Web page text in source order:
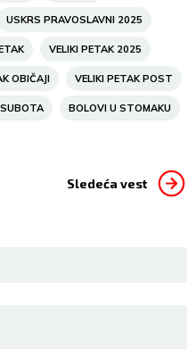
USKRS PRAVOSLAVNI 2025
VELIKI PETAK 2025
OBIČAJI VELIKI PETAK POST
BOLOVI U STOMAKU
Sledeća vest